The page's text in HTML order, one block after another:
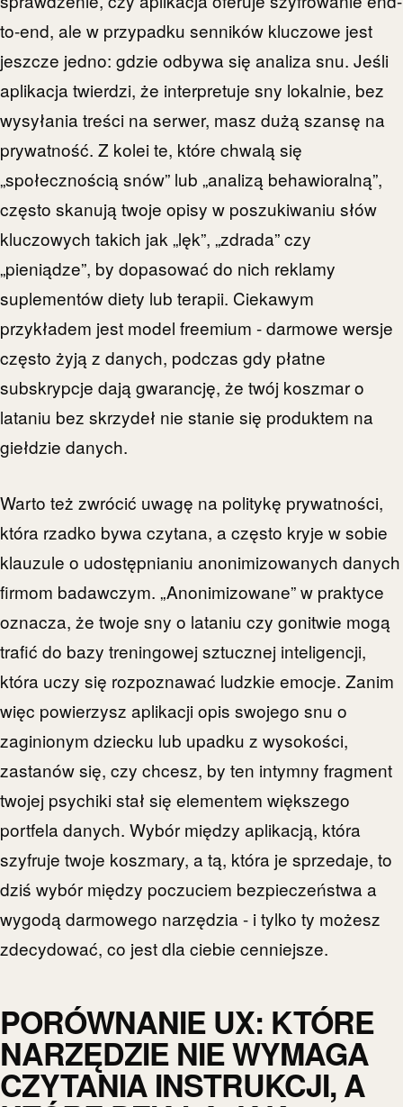
to-end, ale w przypadku senników kluczowe jest
jeszcze jedno: gdzie odbywa się analiza snu. Jeśli
aplikacja twierdzi, że interpretuje sny lokalnie, bez
wysyłania treści na serwer, masz dużą szansę na
prywatność. Z kolei te, które chwalą się
„społecznością snów” lub „analizą behawioralną”,
często skanują twoje opisy w poszukiwaniu słów
kluczowych takich jak „lęk”, „zdrada” czy
„pieniądze”, by dopasować do nich reklamy
suplementów diety lub terapii. Ciekawym
przykładem jest model freemium - darmowe wersje
często żyją z danych, podczas gdy płatne
subskrypcje dają gwarancję, że twój koszmar o
lataniu bez skrzydeł nie stanie się produktem na
giełdzie danych.
Warto też zwrócić uwagę na politykę prywatności,
która rzadko bywa czytana, a często kryje w sobie
klauzule o udostępnianiu anonimizowanych danych
firmom badawczym. „Anonimizowane” w praktyce
oznacza, że twoje sny o lataniu czy gonitwie mogą
trafić do bazy treningowej sztucznej inteligencji,
która uczy się rozpoznawać ludzkie emocje. Zanim
więc powierzysz aplikacji opis swojego snu o
zaginionym dziecku lub upadku z wysokości,
zastanów się, czy chcesz, by ten intymny fragment
twojej psychiki stał się elementem większego
portfela danych. Wybór między aplikacją, która
szyfruje twoje koszmary, a tą, która je sprzedaje, to
dziś wybór między poczuciem bezpieczeństwa a
wygodą darmowego narzędzia - i tylko ty możesz
zdecydować, co jest dla ciebie cenniejsze.
PORÓWNANIE UX: KTÓRE
NARZĘDZIE NIE WYMAGA
CZYTANIA INSTRUKCJI, A